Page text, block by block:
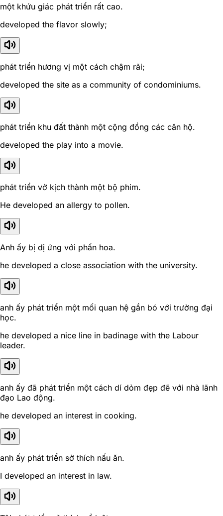
một khứu giác phát triển rất cao.
developed the flavor slowly;
phát triển hương vị một cách chậm rãi;
developed the site as a community of condominiums.
phát triển khu đất thành một cộng đồng các căn hộ.
developed the play into a movie.
phát triển vở kịch thành một bộ phim.
He developed an allergy to pollen.
Anh ấy bị dị ứng với phấn hoa.
he developed a close association with the university.
anh ấy phát triển một mối quan hệ gắn bó với trường đại
học.
he developed a nice line in badinage with the Labour
leader.
anh ấy đã phát triển một cách dí dỏm đẹp đẽ với nhà lãnh
đạo Lao động.
he developed an interest in cooking.
anh ấy phát triển sở thích nấu ăn.
I developed an interest in law.